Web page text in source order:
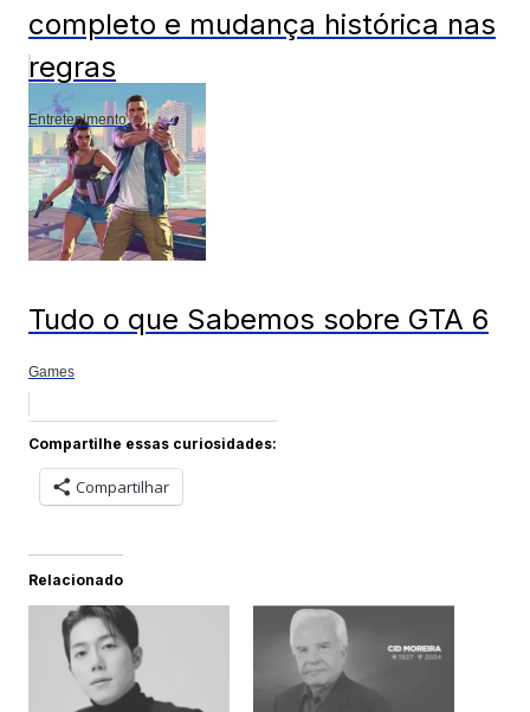
completo e mudança histórica nas
regras
Entretenimento
Tudo o que Sabemos sobre GTA 6
Games
Compartilhe essas curiosidades:
Compartilhar
Relacionado